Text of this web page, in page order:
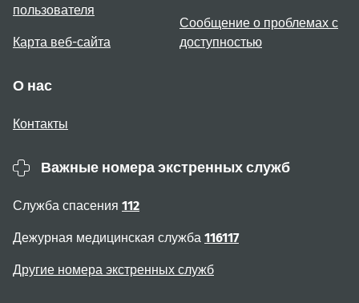
пользователя
Карта веб-сайта
Сообщение о проблемах с
доступностью
О нас
Контакты
Важные номера экстренных служб
Служба спасения 112
Дежурная медицинская служба 116117
Другие номера экстренных служб